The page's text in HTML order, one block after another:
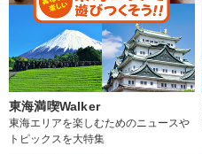
東海満喫Walker
東海エリアを楽しむためのニュースや
トピックスを大特集